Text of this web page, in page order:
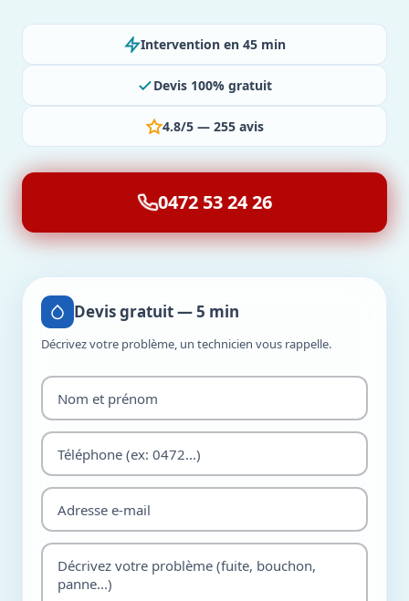
Intervention en 45 min
Devis 100% gratuit
4.8/5 — 255 avis
0472 53 24 26
Devis gratuit — 5 min
Décrivez votre problème, un technicien vous rappelle.